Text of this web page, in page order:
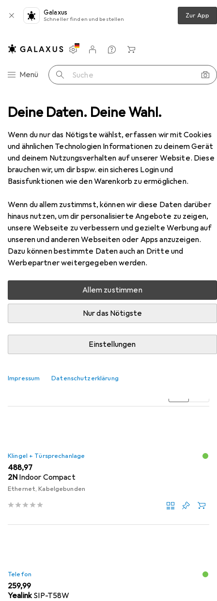
Deine Daten. Deine Wahl.
Wenn du nur das Nötigste wählst, erfassen wir mit Cookies
und ähnlichen Technologien Informationen zu deinem Gerät
und deinem Nutzungsverhalten auf unserer Website. Diese
brauchen wir, um dir bspw. ein sicheres Login und
Basisfunktionen wie den Warenkorb zu ermöglichen.
Wenn du allem zustimmst, können wir diese Daten darüber
hinaus nutzen, um dir personalisierte Angebote zu zeigen,
unsere Webseite zu verbessern und gezielte Werbung auf
unseren und anderen Webseiten oder Apps anzuzeigen.
Dazu können bestimmte Daten auch an Dritte und
Werbepartner weitergegeben werden.
Allem zustimmen
Nur das Nötigste
Einstellungen
Impressum Datenschutzerklärung
Galaxus
Schneller finden und bestellen Zur App
Navigation nach Kategorien
Menü Suche
Einstellungen
Kundenkonto
Vergleichslisten
Merklisten
Warenkorb
+ Türsprechanlage 2N Helios IP Force - 4 buttons
EUR
1163,09
2NHelios IP Force - 4 buttons
Zubehör für 2N Helios IP Force -
4 buttons
Hier findest du passendes Zubehör zum Produkt 2N
Helios IP Force - 4 buttons aus den Kategorien Klingel +
Klingel + Türsprechanlage
EUR
488,97
2N Indoor Compact
Ethernet, Kabelgebunden
Telefon
EUR
259,99
YealinkSIP-T58W